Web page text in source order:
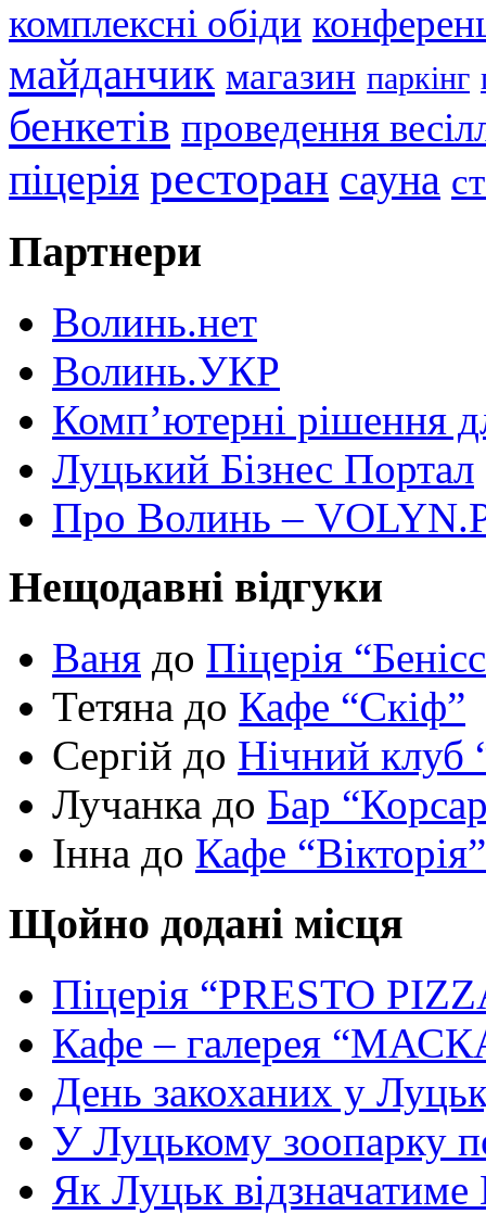
комплексні обіди
майданчик магазин паркінг
бенкетів проведення
піцерія ресторан сауна
Партнери
Волинь.нет
Волинь.УКР
Комп’ютерні рішення
Луцький Бізнес Портал
Про Волинь –
Нещодавні відгуки
Ваня до Піцерія
Тетяна до Кафе “Скіф”
Сергій до Нічний клуб
Лучанка до Бар
Інна до Кафе “Вікторія”
Щойно додані місця
Піцерія “PRESTO
Кафе – галерея
День закоханих у
У Луцькому зоопарку
Як Луцьк відзначатиме